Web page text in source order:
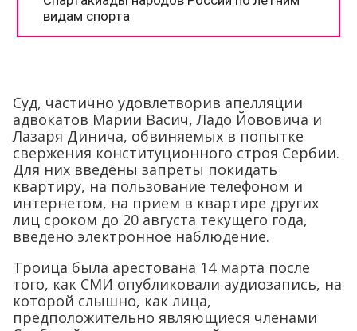
Суд, частично удовлетворив апелляции
адвокатов Марии Васич, Ладо Йововича и
Лазаря Динича, обвиняемых в попытке
свержения конституционного строя Сербии.
Для них введёны запреты покидать
квартиру, на пользование телефоном и
интернетом, на прием в квартире других
лиц сроком до 20 августа текущего года,
введено электронное наблюдение.
Троица была арестована 14 марта после
того, как СМИ опубликовали аудиозапись, на
которой слышно, как лица,
предположительно являющиеся членами